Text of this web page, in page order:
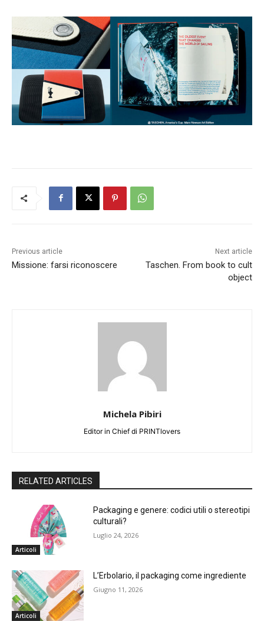
Previous article
Missione: farsi riconoscere
Next article
Taschen. From book to cult
object
Michela Pibiri
Editor in Chief di PRINTlovers
RELATED ARTICLES
Articoli
Packaging e genere: codici utili o stereotipi
culturali?
Luglio 24, 2026
Articoli
L’Erbolario, il packaging come ingrediente
Giugno 11, 2026